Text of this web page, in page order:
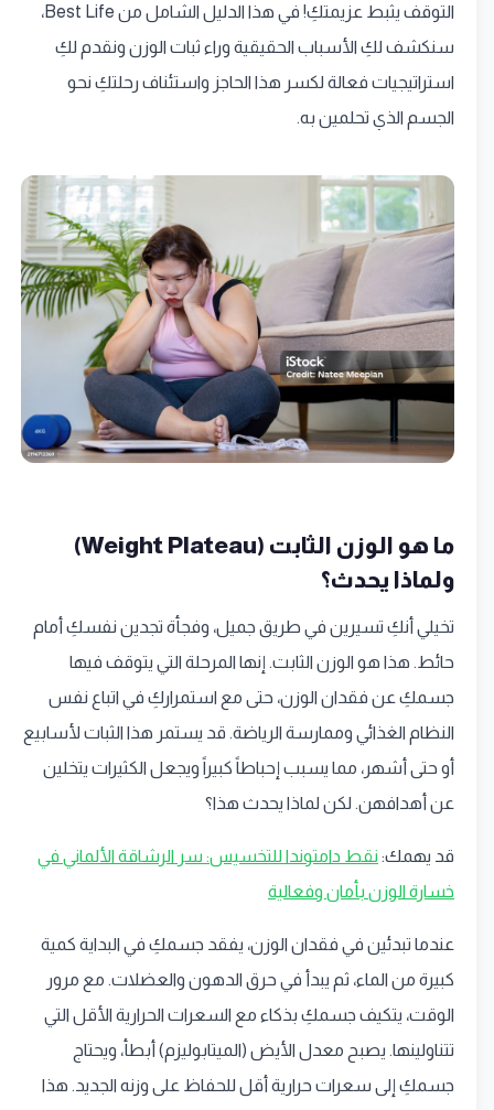
التوقف يثبط عزيمتكِ! في هذا الدليل الشامل من Best Life،
سنكشف لكِ الأسباب الحقيقية وراء ثبات الوزن ونقدم لكِ
استراتيجيات فعالة لكسر هذا الحاجز واستئناف رحلتكِ نحو
الجسم الذي تحلمين به.
ما هو الوزن الثابت (Weight Plateau)
ولماذا يحدث؟
تخيلي أنكِ تسيرين في طريق جميل، وفجأة تجدين نفسكِ أمام
حائط. هذا هو الوزن الثابت. إنها المرحلة التي يتوقف فيها
جسمكِ عن فقدان الوزن، حتى مع استمراركِ في اتباع نفس
النظام الغذائي وممارسة الرياضة. قد يستمر هذا الثبات لأسابيع
أو حتى أشهر، مما يسبب إحباطاً كبيراً ويجعل الكثيرات يتخلين
عن أهدافهن. لكن لماذا يحدث هذا؟
قد يهمك: نقط دامتوندا للتخسيس: سر الرشاقة الألماني في
خسارة الوزن بأمان وفعالية
عندما تبدئين في فقدان الوزن، يفقد جسمكِ في البداية كمية
كبيرة من الماء، ثم يبدأ في حرق الدهون والعضلات. مع مرور
الوقت، يتكيف جسمكِ بذكاء مع السعرات الحرارية الأقل التي
تتناولينها. يصبح معدل الأيض (الميتابوليزم) أبطأ، ويحتاج
جسمكِ إلى سعرات حرارية أقل للحفاظ على وزنه الجديد. هذا